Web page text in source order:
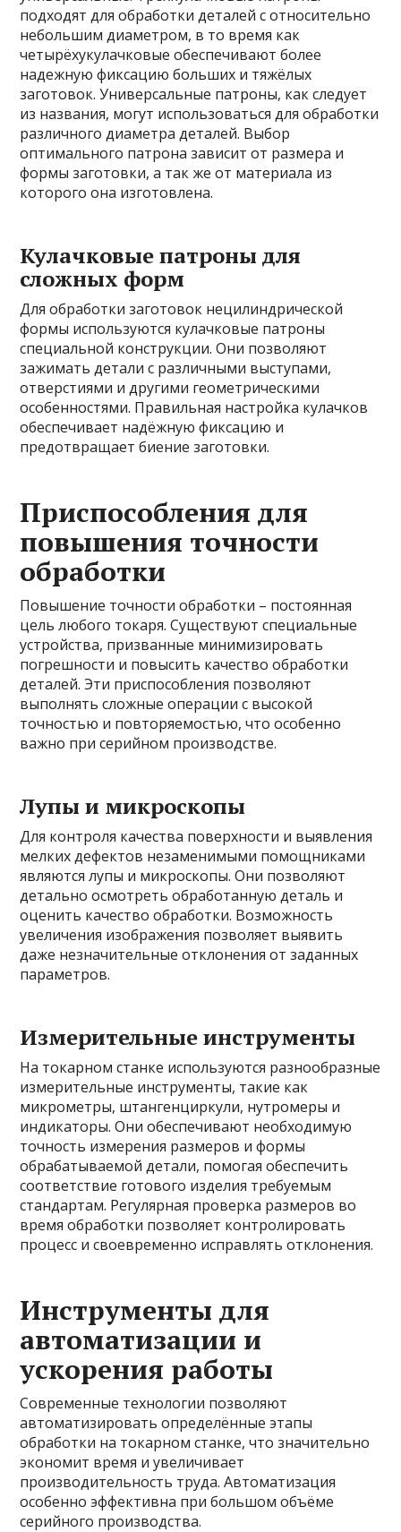
подходят для обработки деталей с относительно
небольшим диаметром, в то время как
четырёхукулачковые обеспечивают более
надежную фиксацию больших и тяжёлых
заготовок. Универсальные патроны, как следует
из названия, могут использоваться для обработки
различного диаметра деталей. Выбор
оптимального патрона зависит от размера и
формы заготовки, а так же от материала из
которого она изготовлена.
Кулачковые патроны для
сложных форм
Для обработки заготовок нецилиндрической
формы используются кулачковые патроны
специальной конструкции. Они позволяют
зажимать детали с различными выступами,
отверстиями и другими геометрическими
особенностями. Правильная настройка кулачков
обеспечивает надёжную фиксацию и
предотвращает биение заготовки.
Приспособления для
повышения точности
обработки
Повышение точности обработки – постоянная
цель любого токаря. Существуют специальные
устройства, призванные минимизировать
погрешности и повысить качество обработки
деталей. Эти приспособления позволяют
выполнять сложные операции с высокой
точностью и повторяемостью, что особенно
важно при серийном производстве.
Лупы и микроскопы
Для контроля качества поверхности и выявления
мелких дефектов незаменимыми помощниками
являются лупы и микроскопы. Они позволяют
детально осмотреть обработанную деталь и
оценить качество обработки. Возможность
увеличения изображения позволяет выявить
даже незначительные отклонения от заданных
параметров.
Измерительные инструменты
На токарном станке используются разнообразные
измерительные инструменты, такие как
микрометры, штангенциркули, нутромеры и
индикаторы. Они обеспечивают необходимую
точность измерения размеров и формы
обрабатываемой детали, помогая обеспечить
соответствие готового изделия требуемым
стандартам. Регулярная проверка размеров во
время обработки позволяет контролировать
процесс и своевременно исправлять отклонения.
Инструменты для
автоматизации и
ускорения работы
Современные технологии позволяют
автоматизировать определённые этапы
обработки на токарном станке, что значительно
экономит время и увеличивает
производительность труда. Автоматизация
особенно эффективна при большом объёме
серийного производства.